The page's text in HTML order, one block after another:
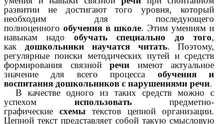
развитии не достигают того уровня, который
необходим для последующего
полноценного обучения в школе. Этим умениям и
навыкам надо обучать специально до того,
как дошкольники научатся читать. Поэтому,
регулярные поиски методических путей и средств
формирования связной речи имеют актуальное
значение для всего процесса обучения и
воспитания дошкольников с нарушениями речи.
В качестве одного из таких средств можно с
успехом использоватьпредметно-
графические схемы текстов цепной организации.
Цепной текст представляет собой такую смысловую